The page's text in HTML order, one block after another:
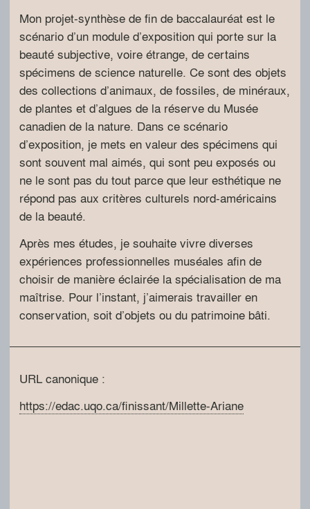
Mon projet-synthèse de fin de baccalauréat est le
scénario d’un module d’exposition qui porte sur la
beauté subjective, voire étrange, de certains
spécimens de science naturelle. Ce sont des objets
des collections d’animaux, de fossiles, de minéraux,
de plantes et d’algues de la réserve du Musée
canadien de la nature. Dans ce scénario
d’exposition, je mets en valeur des spécimens qui
sont souvent mal aimés, qui sont peu exposés ou
ne le sont pas du tout parce que leur esthétique ne
répond pas aux critères culturels nord-américains
de la beauté.
Après mes études, je souhaite vivre diverses
expériences professionnelles muséales afin de
choisir de manière éclairée la spécialisation de ma
maîtrise. Pour l’instant, j’aimerais travailler en
conservation, soit d’objets ou du patrimoine bâti.
URL canonique :
https://edac.uqo.ca/finissant/Millette-Ariane